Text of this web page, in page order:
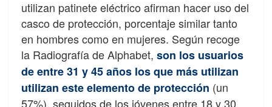
utilizan patinete eléctrico afirman hacer uso del
casco de protección, porcentaje similar tanto
en hombres como en mujeres. Según recoge
la Radiografía de Alphabet, son los usuarios
de entre 31 y 45 años los que más utilizan
utilizan este elemento de protección (un
57%), seguidos de los jóvenes entre 18 y 30